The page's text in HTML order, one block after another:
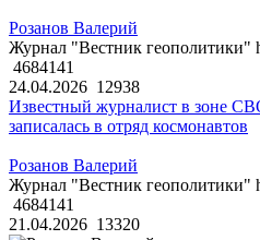
Розанов Валерий
Журнал "Вестник геополитики"
4684141
24.04.2026 12938
Известный журналист в зоне
записалась в отряд космонавтов
Розанов Валерий
Журнал "Вестник геополитики"
4684141
21.04.2026 13320